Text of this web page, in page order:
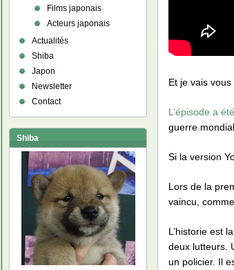
Et je vais
L’épisode a
guerre
Si la version
Lors de la
vaincu,
L’historie est
deux lutteurs.
un policier. Il
Films japonais
Acteurs japonais
Actualités
Shiba
Japon
Newsletter
Contact
Shiba